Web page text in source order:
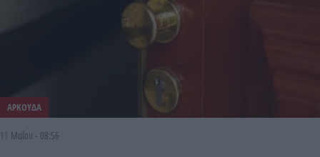
ΑΡΚΟΥΔΑ
11 Μαΐου - 08:56